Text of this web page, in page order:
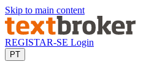
Skip to main content
REGISTAR-SE Login
PT